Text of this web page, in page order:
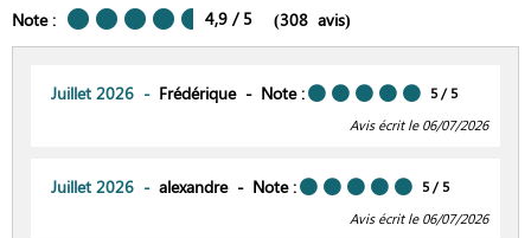
Note : 4,9 / 5 (308 avis)
Juillet 2026 Frédérique Note : 5 / 5
Avis écrit le 06/07/2026
Juillet 2026 alexandre Note : 5 / 5
Avis écrit le 06/07/2026